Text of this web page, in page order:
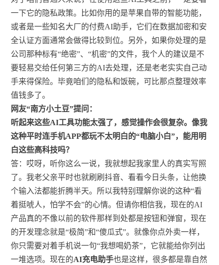
一下它的隐私政策。比如你用的是苹果自带的智能功能，
或者是一些知名大厂的付费AI助手，它们在数据加密和安
全认证方面通常会做得比较到位。另外，如果你处理的是
公司那种标有“绝密”、“机密”的文件，我个人的建议是不
要轻易交给任何第三方的AI去处理，还是老老实实自己动
手来得保险。毕竟咱们的隐私和饭碗，可比那点整理效率
值钱多了。
网友“南方小土豆”提问：
听起来这些AI工具功能太强了，感觉操作会很复杂。像我
这种平时连手机APP都玩不太明白的“电脑小白”，能用明
白这些高科技吗？
答：哎呀，听你这么一说，我就想起我家里人的真实写照
了。我老父亲平时也就刷刷抖音、看看今日头条，让他换
个输入法都能折腾半天。所以我特别理解你说的这种“看
着挺唬人，怕学不会”的心情。但请你相信我，现在的AI
产品真的不像以前的软件那样到处都是按钮和弹窗，现在
的开发理念就是“极简”和“傻瓜式”。就像你点外卖一样，
你只需要对着手机说一句“我想喝奶茶”，它就能给你列出
一堆选项。现在的AI充电助手也是这样，很多都是靠自然